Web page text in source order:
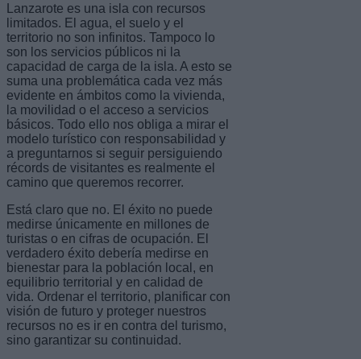
Lanzarote es una isla con recursos
limitados. El agua, el suelo y el
territorio no son infinitos. Tampoco lo
son los servicios públicos ni la
capacidad de carga de la isla. A esto se
suma una problemática cada vez más
evidente en ámbitos como la vivienda,
la movilidad o el acceso a servicios
básicos. Todo ello nos obliga a mirar el
modelo turístico con responsabilidad y
a preguntarnos si seguir persiguiendo
récords de visitantes es realmente el
camino que queremos recorrer.
Está claro que no. El éxito no puede
medirse únicamente en millones de
turistas o en cifras de ocupación. El
verdadero éxito debería medirse en
bienestar para la población local, en
equilibrio territorial y en calidad de
vida. Ordenar el territorio, planificar con
visión de futuro y proteger nuestros
recursos no es ir en contra del turismo,
sino garantizar su continuidad.